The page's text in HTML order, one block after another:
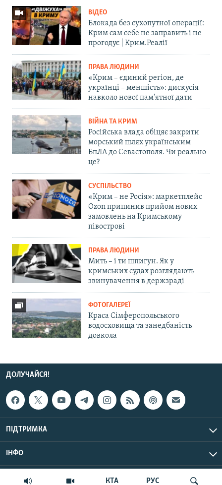
КТА РУС
ВІДЕО
Блокада без сухопутної операції:
Крим сам себе не заправить і не
прогодує | Крим.Реалії
ПРАВА ЛЮДИНИ
«Крим – єдиний регіон, де
українці – меншість»: дискусія
навколо нової пам'ятної дати
ВІЙНА ТА КРИМ
Російська влада обіцяє закрити
морський шлях українським
БпЛА до Севастополя. Чи реально
це?
СУСПІЛЬСТВО
«Крим – не Росія»: маркетплейс
Ozon припинив прийом нових
замовлень на Кримському
півострові
ПРАВА ЛЮДИНИ
Мить – і ти шпигун. Як у
кримських судах розглядають
звинувачення в держзраді
ФОТОГАЛЕРЕЇ
Краса Сімферопольського
водосховища та занедбаність
довкола
ДОЛУЧАЙСЯ!
ПІДТРИМКА
ІНФО
© Крим.Реалії, 2026 | Усі права застережено.